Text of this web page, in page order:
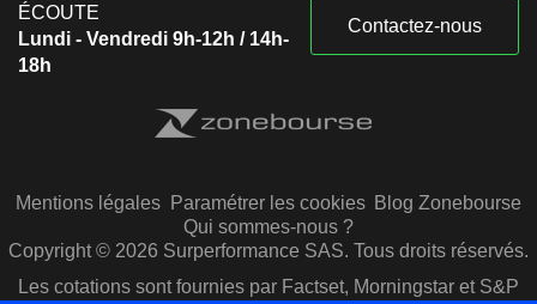
ÉCOUTE
Lundi - Vendredi 9h-12h / 14h-
18h
Contactez-nous
Mentions légales Paramétrer les cookies Blog Zonebourse
Qui sommes-nous ?
Copyright © 2026 Surperformance SAS. Tous droits réservés.
Les cotations sont fournies par Factset, Morningstar et S&P